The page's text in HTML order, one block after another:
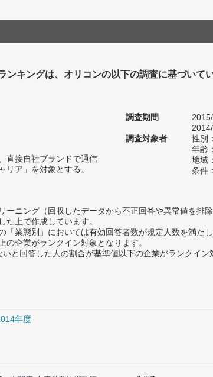
ンキングは、オリコンの以下の調査に基づいて
直接自社ブランドで通信
リア」を対象とする。
調査期間
調査対象者
性別
年齢
地域
条件
ニング（回収したデータから不正回答や異常値を排除
上で作成しています。
業態別」においては有効回答者数が規定人数を満た
企業がランクイン対象となります。
と回答した人の割合が基準値以下の企業がランクイン
年度